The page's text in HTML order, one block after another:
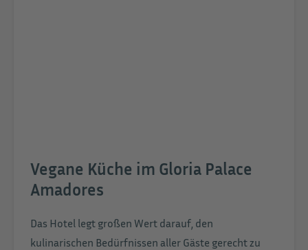
Vegane Küche im Gloria Palace
Amadores
Das Hotel legt großen Wert darauf, den
kulinarischen Bedürfnissen aller Gäste gerecht zu